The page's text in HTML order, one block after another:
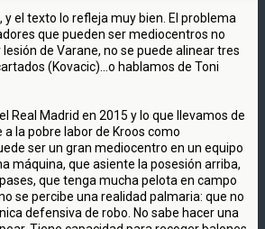
y el texto lo refleja muy bien. El problema
que pueden ser mediocentros no
de Varane, no se puede alinear tres
(Kovacic)...o hablamos de Toni
Real Madrid en 2015 y lo que llevamos de
la pobre labor de Kroos como
ser un gran mediocentro en un equipo
máquina, que asiente la posesión arriba,
que tenga mucha pelota en campo
se percibe una realidad palmaria: que no
defensiva de robo. No sabe hacer una